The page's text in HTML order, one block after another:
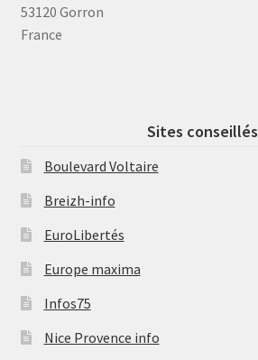
53120 Gorron
France
Sites conseillés
Boulevard Voltaire
Breizh-info
EuroLibertés
Europe maxima
Infos75
Nice Provence info